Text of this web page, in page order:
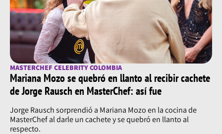
MASTERCHEF CELEBRITY COLOMBIA
Mariana Mozo se quebró en llanto al recibir cachete
de Jorge Rausch en MasterChef: así fue
Jorge Rausch sorprendió a Mariana Mozo en la cocina de
MasterChef al darle un cachete y se quebró en llanto al
respecto.